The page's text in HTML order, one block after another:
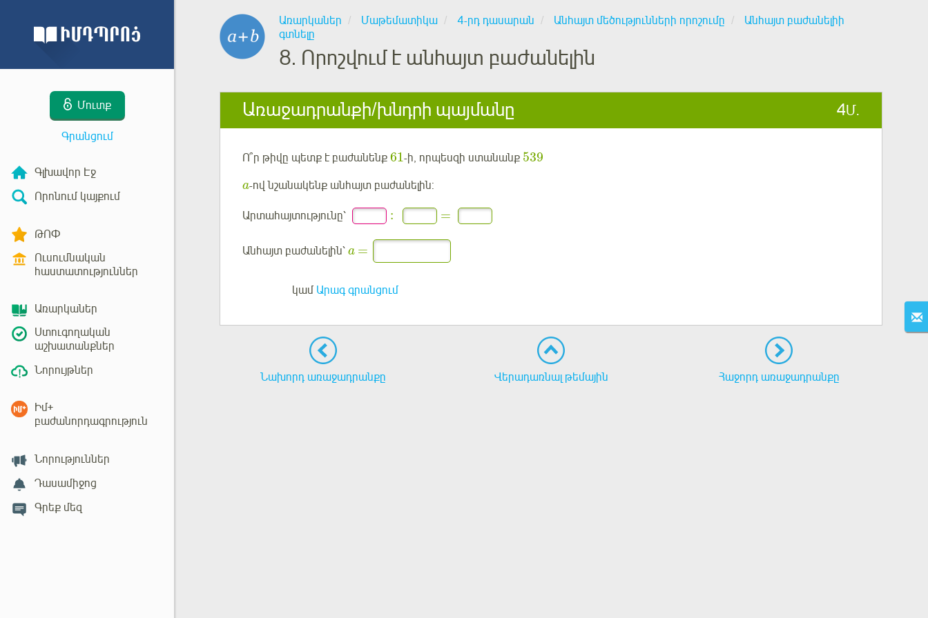
Մուտք
Գրանցում
Գլխավոր Էջ
Որոնում կայքում
ԹՈՓ
Ուսումնական
հաստատություններ
Առարկաներ
Ստուգողական
աշխատանքներ
Նորույթներ
Իմ+
բաժանորդագրություն
Նորություններ
Դասամիջոց
Գրեք մեզ
Առարկաներ Մաթեմատիկա 4-րդ դասարան Անհայտ մեծությունների որոշումը
Անհայտ բաժանելիի
գտնելը
8. Որոշվում է անհայտ բաժանելին
Առաջադրանքի/խնդրի պայմանը 4Մ.
Ո՞ր թիվը պետք է բաժանենք 61 -ի, որպեսզի ստանանք 539
a-ով նշանակենք անհայտ բաժանելին:
Արտահայտությունը՝ : =
Անհայտ բաժանելին՝ a =
կամ Արագ գրանցում
Նախորդ առաջադրանքը Վերադառնալ թեմային Հաջորդ առաջադրանքը